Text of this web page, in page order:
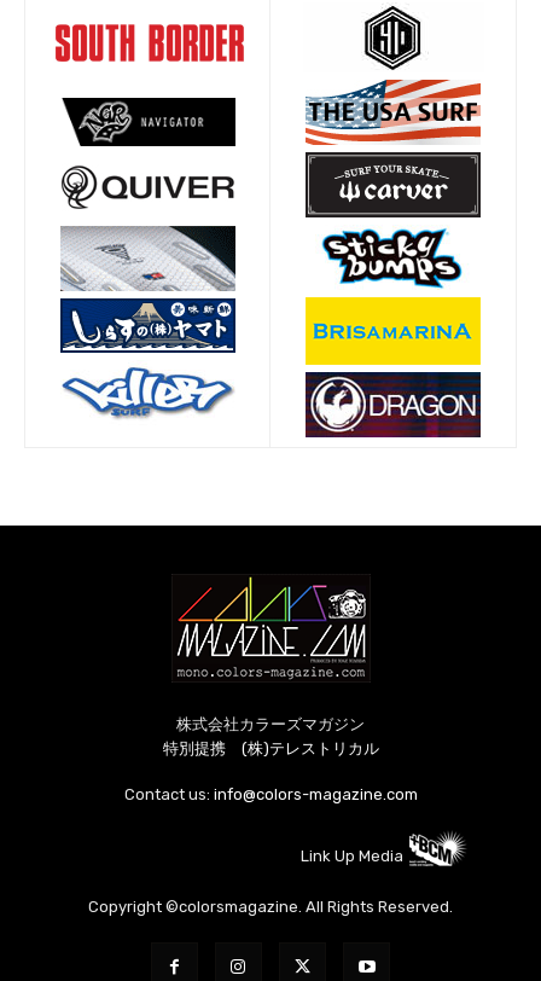
株式会社カラーズマガジン
特別提携 (株)テレストリカル
Contact us: info@colors-magazine.com
Link Up Media
Copyright ©colorsmagazine. All Rights Reserved.